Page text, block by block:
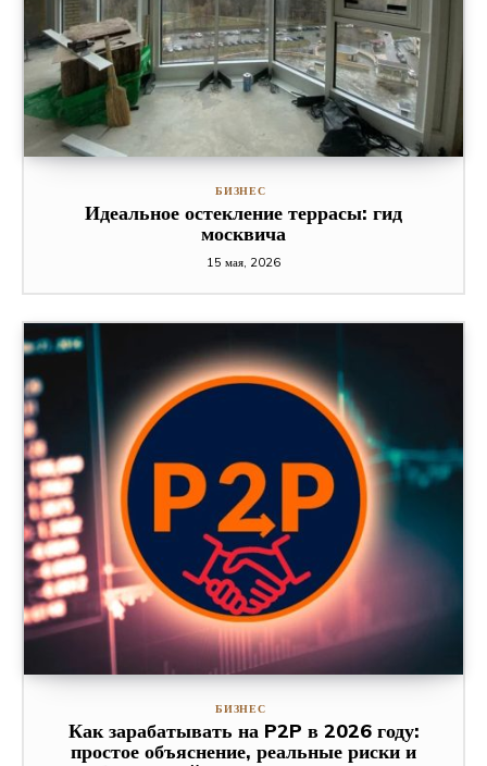
БИЗНЕС
Идеальное остекление террасы: гид
москвича
15 мая, 2026
БИЗНЕС
Как зарабатывать на P2P в 2026 году:
простое объяснение, реальные риски и